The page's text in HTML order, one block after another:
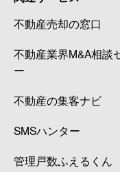
不動産売却の窓口
不動産業界M&A相談
ー
不動産の集客ナビ
SMSハンター
管理戸数ふえるくん